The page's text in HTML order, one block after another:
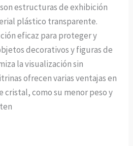
estructuras de exhibición
plástico transparente.
eficaz para proteger y
decorativos y figuras de
la visualización sin
ofrecen varias ventajas en
cristal, como su menor peso y